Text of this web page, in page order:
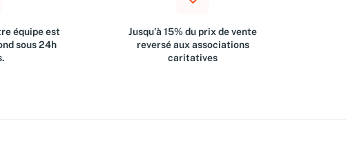
équipe est
sous 24h
Jusqu'à 15% du prix de vente
reversé aux associations
caritatives